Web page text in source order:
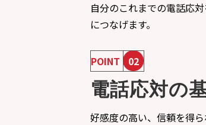
自分のこれまでの電話応
につなげます。
POINT 02
電話応対の
好感度の高い、信頼を得